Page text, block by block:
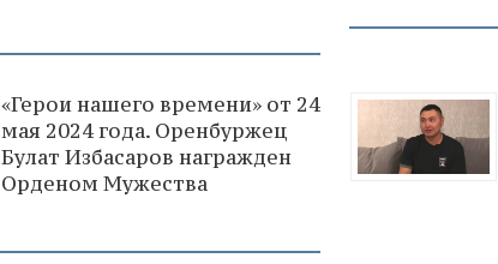
«Герои нашего времени» от 24
мая 2024 года. Оренбуржец
Булат Избасаров награжден
Орденом Мужества